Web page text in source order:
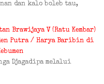
dan kalo boleb tau,
Brawijaya V (Ratu Kembar)
Putra / Harya Baribin di
Djagadipa melalui